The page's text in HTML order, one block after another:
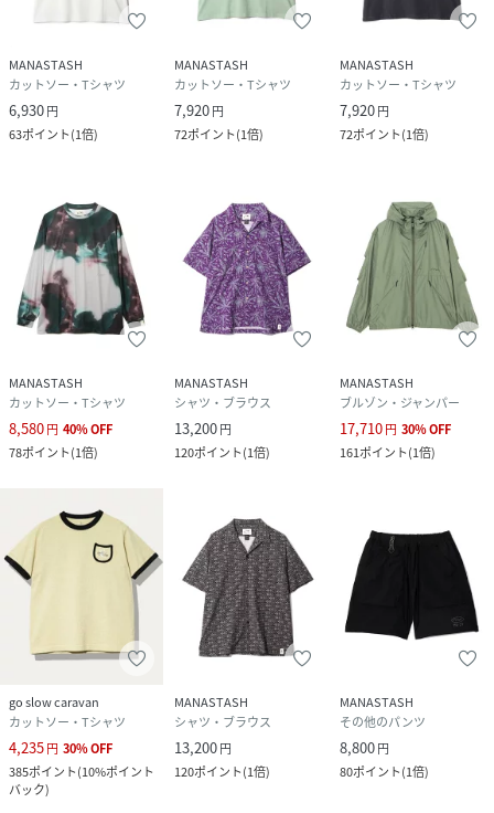
MANASTASH
カットソー・Tシャツ
6,930円
63ポイント(1倍)
MANASTASH
カットソー・Tシャツ
7,920円
72ポイント(1倍)
MANASTASH
カットソー・Tシャツ
7,920円
72ポイント(1倍)
MANASTASH
カットソー・Tシャツ
8,580円 40%OFF
78ポイント(1倍)
MANASTASH
シャツ・ブラウス
13,200円
120ポイント(1倍)
MANASTASH
ブルゾン・ジャンパー
17,710円 30%OFF
161ポイント(1倍)
go slow caravan
カットソー・Tシャツ
4,235円 30%OFF
385ポイント(10%ポイント
バック)
MANASTASH
シャツ・ブラウス
13,200円
120ポイント(1倍)
MANASTASH
その他のパンツ
8,800円
80ポイント(1倍)